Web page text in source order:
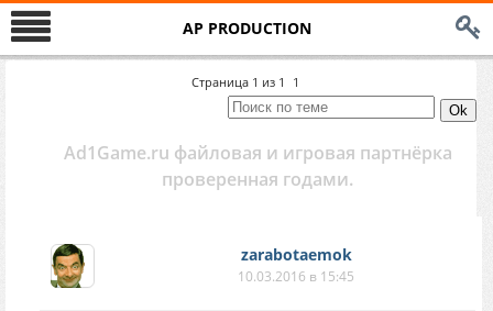
AP PRODUCTION
Страница 1 из 1 1
Ad1Game.ru файловая и игровая партнёрка
проверенная годами.
zarabotaemok
10.03.2016 в 15:45